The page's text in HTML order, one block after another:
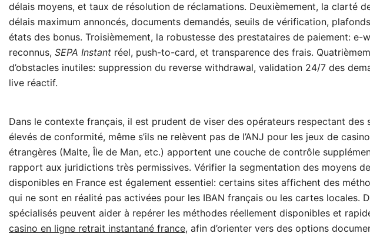
délais moyens, et taux de résolution de réclamations. Deuxièmement, la clarté
délais maximum annoncés, documents demandés, seuils de vérification,
états des bonus. Troisièmement, la robustesse des prestataires de paiement: e-
reconnus, SEPA Instant réel, push-to-card, et transparence des frais.
d’obstacles inutiles: suppression du reverse withdrawal, validation 24/7 des
live réactif.
Dans le contexte français, il est prudent de viser des opérateurs respectant des
élevés de conformité, même s’ils ne relèvent pas de l’ANJ pour les jeux de
étrangères (Malte, Île de Man, etc.) apportent une couche de contrôle
rapport aux juridictions très permissives. Vérifier la segmentation des moyens
disponibles en France est également essentiel: certains sites affichent des
qui ne sont en réalité pas activées pour les IBAN français ou les cartes locales.
spécialisés peuvent aider à repérer les méthodes réellement disponibles et
casino en ligne retrait instantané france, afin d’orienter vers des options